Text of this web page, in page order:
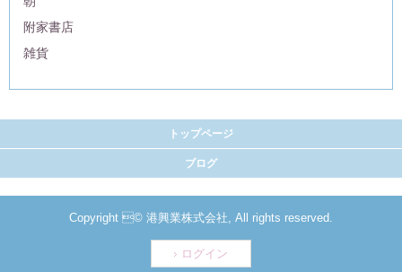
附家書店
雑貨
トップページ
ブログ
Copyright © 港興業株式会社, All rights reserved.
ログイン